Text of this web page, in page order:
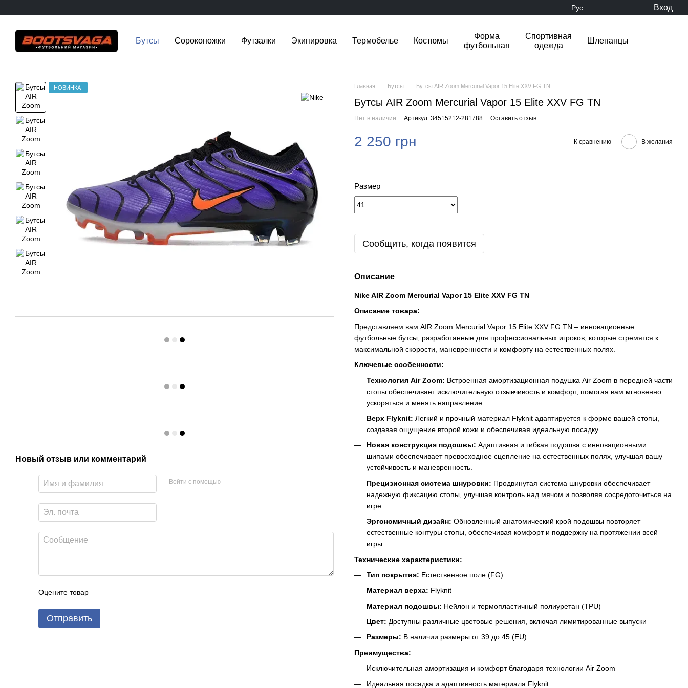
Рус Вход
Бутсы Сороконожки Футзалки Экипировка Термобелье Костюмы
Форма
футбольная
Спортивная
одежда
Шлепанцы
НОВИНКА
Новый отзыв или комментарий
Войти с помощью
Оцените товар
Отправить
Главная Бутсы Бутсы AIR Zoom Mercurial Vapor 15 Elite XXV FG TN
Бутсы AIR Zoom Mercurial Vapor 15 Elite XXV FG TN
Нет в наличии Артикул: 34515212-281788 Оставить отзыв
2 250 грн К сравнению В желания
Размер
Сообщить, когда появится
Описание
Nike AIR Zoom Mercurial Vapor 15 Elite XXV FG TN
Описание товара:
Представляем вам AIR Zoom Mercurial Vapor 15 Elite XXV FG TN – инновационные
футбольные бутсы, разработанные для профессиональных игроков, которые стремятся к
максимальной скорости, маневренности и комфорту на естественных полях.
Ключевые особенности:
Технология Air Zoom: Встроенная амортизационная подушка Air Zoom в передней части
стопы обеспечивает исключительную отзывчивость и комфорт, помогая вам мгновенно
ускоряться и менять направление.
Верх Flyknit: Легкий и прочный материал Flyknit адаптируется к форме вашей стопы,
создавая ощущение второй кожи и обеспечивая идеальную посадку.
Новая конструкция подошвы: Адаптивная и гибкая подошва с инновационными
шипами обеспечивает превосходное сцепление на естественных полях, улучшая вашу
устойчивость и маневренность.
Прецизионная система шнуровки: Продвинутая система шнуровки обеспечивает
надежную фиксацию стопы, улучшая контроль над мячом и позволяя сосредоточиться на
игре.
Эргономичный дизайн: Обновленный анатомический крой подошвы повторяет
естественные контуры стопы, обеспечивая комфорт и поддержку на протяжении всей
игры.
Технические характеристики:
Тип покрытия: Естественное поле (FG)
Материал верха: Flyknit
Материал подошвы: Нейлон и термопластичный полиуретан (TPU)
Цвет: Доступны различные цветовые решения, включая лимитированные выпуски
Размеры: В наличии размеры от 39 до 45 (EU)
Преимущества:
Исключительная амортизация и комфорт благодаря технологии Air Zoom
Идеальная посадка и адаптивность материала Flyknit